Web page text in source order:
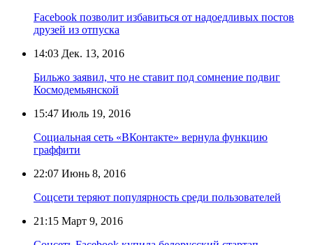
Facebook позволит избавиться от надоедливых постов
друзей из отпуска
14:03 Дек. 13, 2016
Бильжо заявил, что не ставит под сомнение подвиг
Космодемьянской
15:47 Июль 19, 2016
Социальная сеть «ВКонтакте» вернула функцию
граффити
22:07 Июнь 8, 2016
Соцсети теряют популярность среди пользователей
21:15 Март 9, 2016